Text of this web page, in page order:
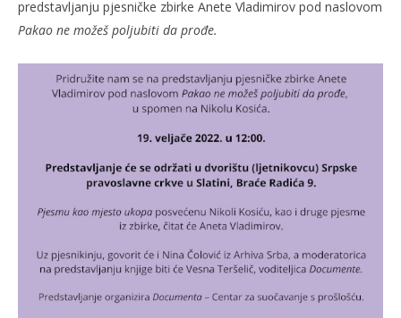
TRENUTNO OTVORENO
Pakao ne možeš poljubiti da prođe
18.02.2022.
slatina.net
predstavljanju pjesničke zbirke Anete Vladimirov pod naslovom
Pakao ne možeš poljubiti da prođe.